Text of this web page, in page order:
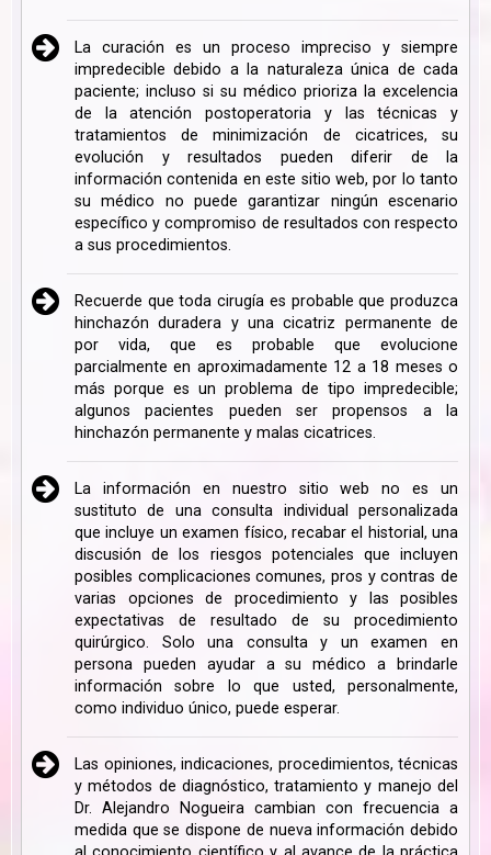
La curación es un proceso impreciso y siempre
impredecible debido a la naturaleza única de cada
paciente; incluso si su médico prioriza la excelencia
de la atención postoperatoria y las técnicas y
tratamientos de minimización de cicatrices, su
evolución y resultados pueden diferir de la
información contenida en este sitio web, por lo tanto
su médico no puede garantizar ningún escenario
específico y compromiso de resultados con respecto
a sus procedimientos.
Recuerde que toda cirugía es probable que produzca
hinchazón duradera y una cicatriz permanente de
por vida, que es probable que evolucione
parcialmente en aproximadamente 12 a 18 meses o
más porque es un problema de tipo impredecible;
algunos pacientes pueden ser propensos a la
hinchazón permanente y malas cicatrices.
La información en nuestro sitio web no es un
sustituto de una consulta individual personalizada
que incluye un examen físico, recabar el historial, una
discusión de los riesgos potenciales que incluyen
posibles complicaciones comunes, pros y contras de
varias opciones de procedimiento y las posibles
expectativas de resultado de su procedimiento
quirúrgico. Solo una consulta y un examen en
persona pueden ayudar a su médico a brindarle
información sobre lo que usted, personalmente,
como individuo único, puede esperar.
Las opiniones, indicaciones, procedimientos, técnicas
y métodos de diagnóstico, tratamiento y manejo del
Dr. Alejandro Nogueira cambian con frecuencia a
medida que se dispone de nueva información debido